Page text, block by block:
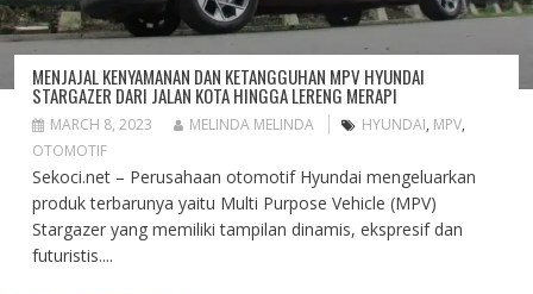
MENJAJAL KENYAMANAN DAN KETANGGUHAN MPV HYUNDAI
STARGAZER DARI JALAN KOTA HINGGA LERENG MERAPI
MARCH 8, 2023 MELINDA MELINDA HYUNDAI, MPV,
OTOMOTIF
Sekoci.net – Perusahaan otomotif Hyundai mengeluarkan
produk terbarunya yaitu Multi Purpose Vehicle (MPV)
Stargazer yang memiliki tampilan dinamis, ekspresif dan
futuristis....